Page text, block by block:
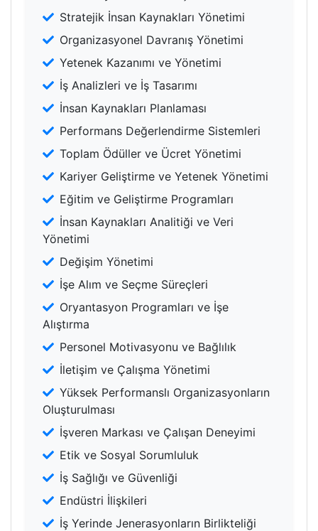
Stratejik İnsan Kaynakları Yönetimi
Organizasyonel Davranış Yönetimi
Yetenek Kazanımı ve Yönetimi
İş Analizleri ve İş Tasarımı
İnsan Kaynakları Planlaması
Performans Değerlendirme Sistemleri
Toplam Ödüller ve Ücret Yönetimi
Kariyer Geliştirme ve Yetenek Yönetimi
Eğitim ve Geliştirme Programları
İnsan Kaynakları Analitiği ve Veri
Yönetimi
Değişim Yönetimi
İşe Alım ve Seçme Süreçleri
Oryantasyon Programları ve İşe
Alıştırma
Personel Motivasyonu ve Bağlılık
İletişim ve Çalışma Yönetimi
Yüksek Performanslı Organizasyonların
Oluşturulması
İşveren Markası ve Çalışan Deneyimi
Etik ve Sosyal Sorumluluk
İş Sağlığı ve Güvenliği
Endüstri İlişkileri
İş Yerinde Jenerasyonların Birlikteliği